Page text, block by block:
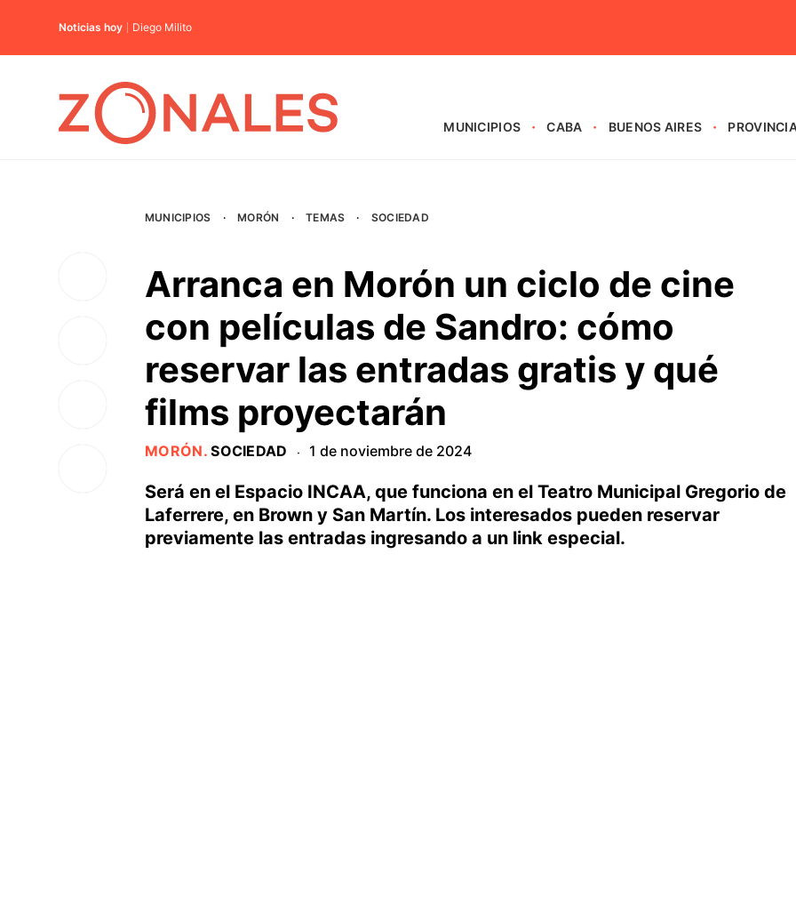
Noticias hoy Diego Milito
MUNICIPIOS CABA BUENOS AIRES
MUNICIPIOS · MORÓN · TEMAS · SOCIEDAD
Arranca en Morón un ciclo de cine
con películas de Sandro: cómo
reservar las entradas gratis y qué
films proyectarán
MORÓN.SOCIEDAD · 1 de noviembre de 2024
Será en el Espacio INCAA, que funciona en el Teatro Municipal Gregorio de
Laferrere, en Brown y San Martín. Los interesados pueden reservar
previamente las entradas ingresando a un link especial.